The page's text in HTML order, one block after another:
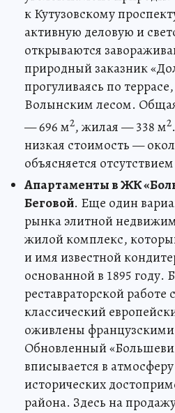
к Кутузовскому
активную деловую и
открываются
природный заказник
прогуливаясь по
Волынским лесом.
— 696 м2, жилая — 338 м2
низкая стоимость —
объясняется
Апартаменты в ЖК
Беговой. Еще один
рынка элитной
жилой комплекс,
и имя известной
основанной в 1895 году.
реставраторской работе
классический
оживлены
Обновленный
вписывается в
исторических
района. Здесь на